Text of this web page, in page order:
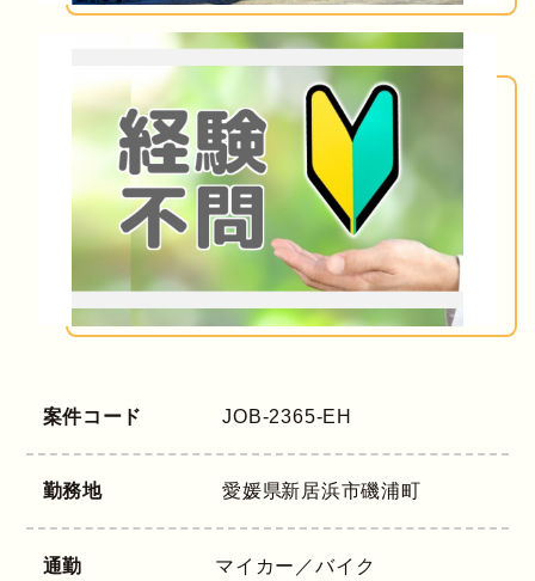
案件コード JOB-2365-EH
勤務地 愛媛県新居浜市磯浦町
通勤 マイカー／バイク